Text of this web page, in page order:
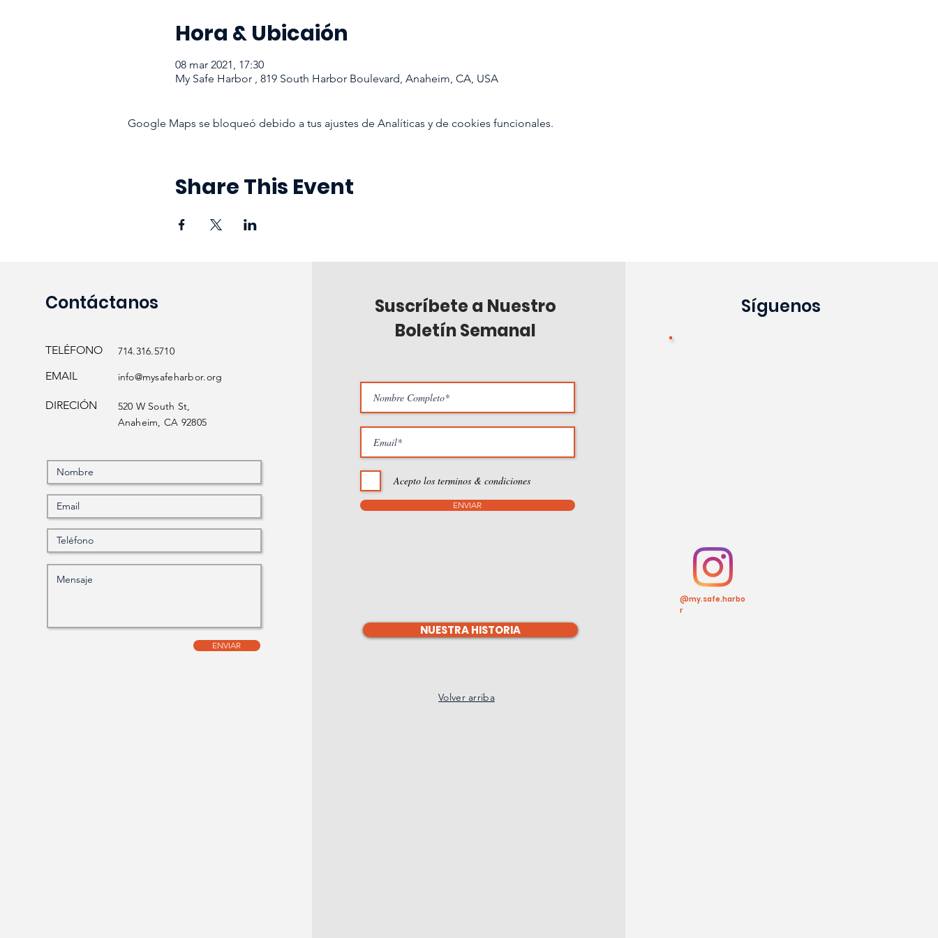
Hora & Ubicaión
08 mar 2021, 17:30
My Safe Harbor , 819 South Harbor Boulevard, Anaheim, CA, USA
Google Maps se bloqueó debido a tus ajustes de Analíticas y de cookies funcionales.
Share This Event
Contáctanos
TELÉFONO
EMAIL
DIRECIÓN
714.316.5710
info@mysafeharbor.org
520 W South St,
Anaheim, CA 92805
ENVIAR
Suscríbete a Nuestro
Boletín Semanal
Acepto los terminos & condiciones
ENVIAR
NUESTRA HISTORIA
Volver arriba
Síguenos
@my.safe.harbo
r